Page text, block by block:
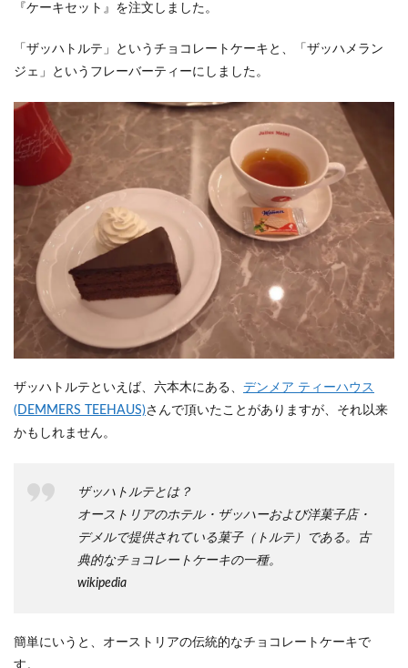
『ケーキセット』を注文しました。
「ザッハトルテ」というチョコレートケーキと、「ザッハメラン
ジェ」というフレーバーティーにしました。
ザッハトルテといえば、六本木にある、 デンメア ティーハウス
(DEMMERS TEEHAUS)さんで頂いたことがありますが、それ以来
かもしれません。
ザッハトルテとは？
オーストリアのホテル・ザッハーおよび洋菓子店・
デメルで提供されている菓子（トルテ）である。古
典的なチョコレートケーキの一種。
wikipedia
簡単にいうと、オーストリアの伝統的なチョコレートケーキで
す。